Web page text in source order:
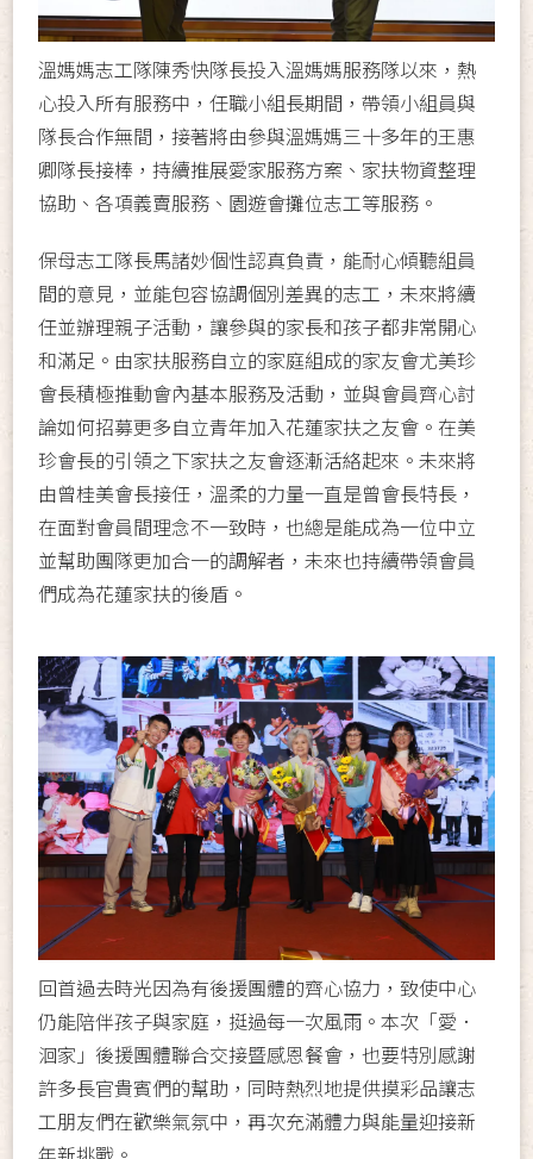
溫媽媽志工隊陳秀快隊長投入溫媽媽服務隊以來，熱
心投入所有服務中，任職小組長期間，帶領小組員與
隊長合作無間，接著將由參與溫媽媽三十多年的王惠
卿隊長接棒，持續推展愛家服務方案、家扶物資整理
協助、各項義賣服務、園遊會攤位志工等服務。
保母志工隊長馬諸妙個性認真負責，能耐心傾聽組員
間的意見，並能包容協調個別差異的志工，未來將續
任並辦理親子活動，讓參與的家長和孩子都非常開心
和滿足。由家扶服務自立的家庭組成的家友會尤美珍
會長積極推動會內基本服務及活動，並與會員齊心討
論如何招募更多自立青年加入花蓮家扶之友會。在美
珍會長的引領之下家扶之友會逐漸活絡起來。未來將
由曾桂美會長接任，溫柔的力量一直是曾會長特長，
在面對會員間理念不一致時，也總是能成為一位中立
並幫助團隊更加合一的調解者，未來也持續帶領會員
們成為花蓮家扶的後盾。
回首過去時光因為有後援團體的齊心協力，致使中心
仍能陪伴孩子與家庭，挺過每一次風雨。本次「愛．
洄家」後援團體聯合交接暨感恩餐會，也要特別感謝
許多長官貴賓們的幫助，同時熱烈地提供摸彩品讓志
工朋友們在歡樂氣氛中，再次充滿體力與能量迎接新